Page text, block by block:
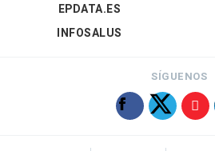
EPDATA.ES
INFOSALUS
SÍGUENOS